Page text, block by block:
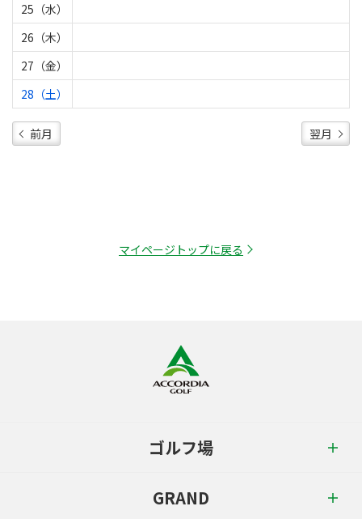
25（水）
26（木）
27（金）
28（土）
前月 翌月
マイページトップに戻る
ゴルフ場
GRAND